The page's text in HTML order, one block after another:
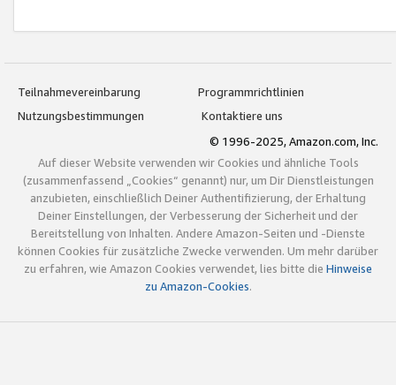
Teilnahmevereinbarung
Programmrichtlinien
Nutzungsbestimmungen
Kontaktiere uns
© 1996-2025, Amazon.com, Inc.
Auf dieser Website verwenden wir Cookies und ähnliche Tools
(zusammenfassend „Cookies“ genannt) nur, um Dir Dienstleistungen
anzubieten, einschließlich Deiner Authentifizierung, der Erhaltung
Deiner Einstellungen, der Verbesserung der Sicherheit und der
Bereitstellung von Inhalten. Andere Amazon-Seiten und -Dienste
können Cookies für zusätzliche Zwecke verwenden. Um mehr darüber
zu erfahren, wie Amazon Cookies verwendet, lies bitte die Hinweise
zu Amazon-Cookies.